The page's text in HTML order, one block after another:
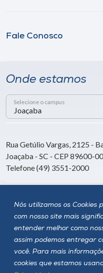
Nós utilizamos os
com nosso site mais
entender melhor como
assim podemos entregar
você. Para mais
cookies que estamos
Fale Conosco
Onde estamos
Selecione o campus
Rua Getúlio Vargas, 2125 -
Joaçaba - SC - CEP 89600-
Telefone (49) 3551-2000
Siga a Unoesc